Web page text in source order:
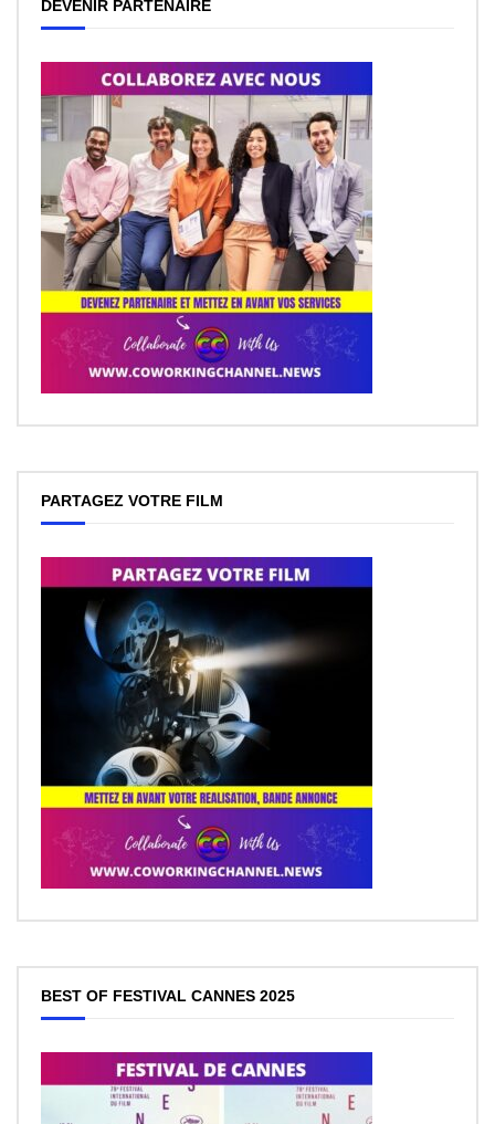
DEVENIR PARTENAIRE
PARTAGEZ VOTRE FILM
BEST OF FESTIVAL CANNES 2025